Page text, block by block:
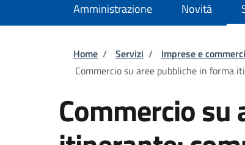
Amministrazione Novità
Briciole di pane
Home / Servizi / Imprese e
Commercio su aree pubbliche in forma
Commercio